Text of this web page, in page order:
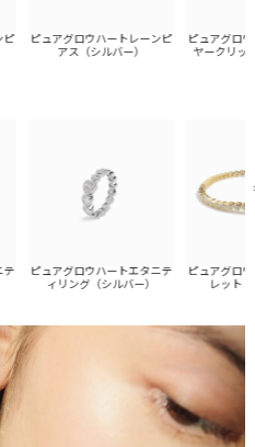
ピュアグロウハートレーンピ
アス（シルバー）
ピュアグロウハ
ヤークリップ
ピュアグロウハートエタニテ
ィリング（シルバー）
ピュアグロウポ
レット（ゴ